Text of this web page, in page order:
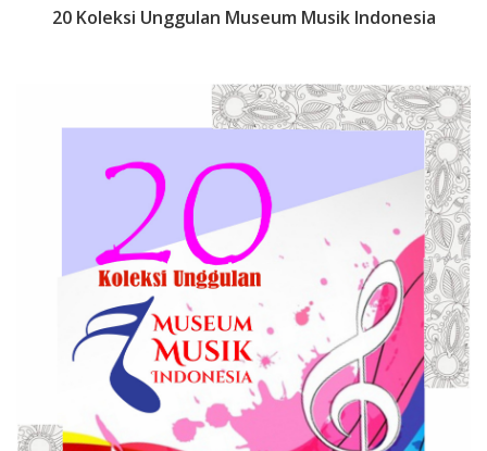
20 Koleksi Unggulan Museum Musik Indonesia